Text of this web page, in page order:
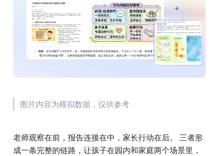
图片内容为模拟数据，仅供参考
老师观察在前，报告连接在中，家长行动在后。 三者形
成一条完整的链路，让孩子在园内和家庭两个场景里，